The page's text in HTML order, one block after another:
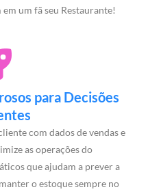
um fã seu Restaurante!
para Decisões
com dados de vendas e
as operações do
que ajudam a prever a
o estoque sempre no